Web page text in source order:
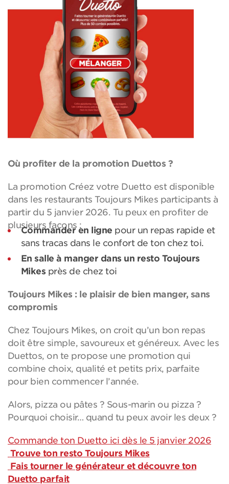
Où profiter de la promotion Duettos ?
La promotion Créez votre Duetto est disponible
dans les restaurants Toujours Mikes participants à
partir du 5 janvier 2026. Tu peux en profiter de
plusieurs façons :
Commander en ligne pour un repas rapide et
sans tracas dans le confort de ton chez toi.
En salle à manger dans un resto Toujours
Mikes près de chez toi
Toujours Mikes : le plaisir de bien manger, sans
compromis
Chez Toujours Mikes, on croit qu’un bon repas
doit être simple, savoureux et généreux. Avec les
Duettos, on te propose une promotion qui
combine choix, qualité et petits prix, parfaite
pour bien commencer l’année.
Alors, pizza ou pâtes ? Sous-marin ou pizza ?
Pourquoi choisir… quand tu peux avoir les deux ?
Commande ton Duetto ici dès le 5 janvier 2026
Trouve ton resto Toujours Mikes
Fais tourner le générateur et découvre ton
Duetto parfait